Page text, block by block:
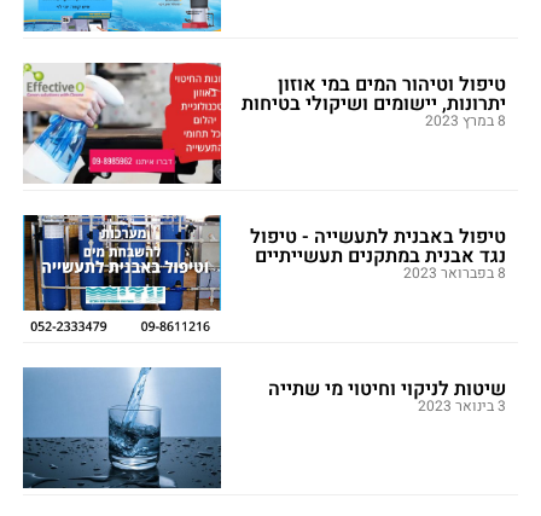
טיפול וטיהור המים במי אוזון
יתרונות, יישומים ושיקולי בטיחות
8 במרץ 2023
טיפול באבנית לתעשייה - טיפול
נגד אבנית במתקנים תעשייתיים
8 בפברואר 2023
שיטות לניקוי וחיטוי מי שתייה
3 בינואר 2023